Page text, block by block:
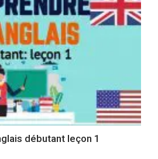
débutant leçon 1